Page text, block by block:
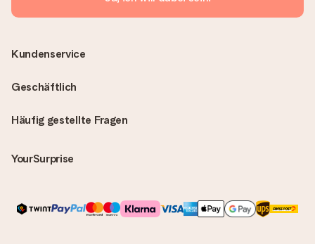
Häufig gestellte Fragen
YourSurprise
Kundenservice
Geschäftlich